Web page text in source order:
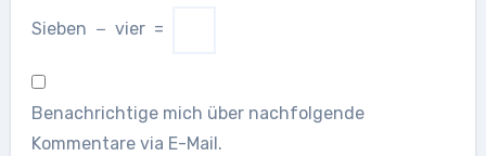
Sieben − vier =
Benachrichtige mich über nachfolgende
Kommentare via E-Mail.